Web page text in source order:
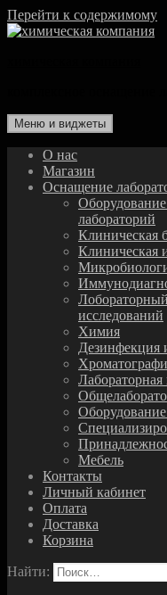
Перейти к содержимому
Меню и виджеты
О нас
Магазин
Оснащение
лабораторий
Клиническая
Клиническая
исследований
Химия
Дезинфекция
Лабораторная
Мебель
Контакты
Личный кабинет
Оплата
Доставка
Корзина
Найти: